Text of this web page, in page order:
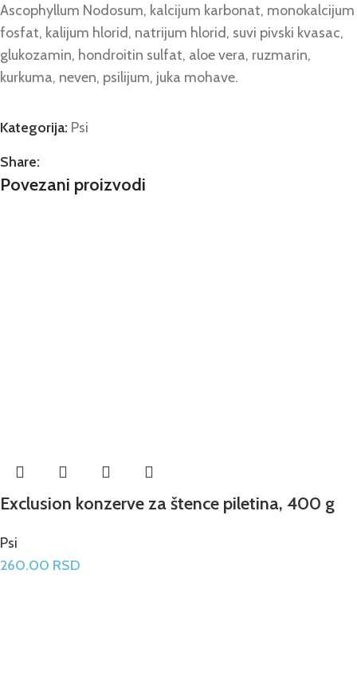
Ascophyllum Nodosum, kalcijum karbonat, monokalcijum
fosfat, kalijum hlorid, natrijum hlorid, suvi pivski kvasac,
glukozamin, hondroitin sulfat, aloe vera, ruzmarin,
kurkuma, neven, psilijum, juka mohave.
Kategorija: Psi
Share:
Povezani proizvodi
Exclusion konzerve za štence piletina, 400 g
Psi
260.00 RSD